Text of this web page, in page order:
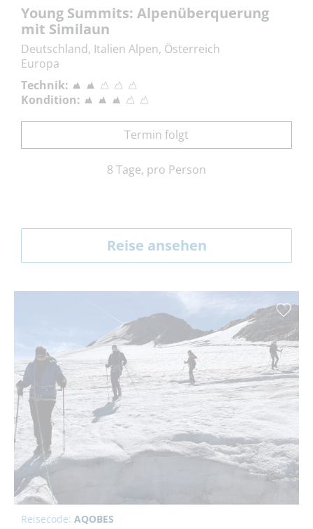
Young Summits: Alpenüberquerung
mit Similaun
Deutschland, Italien Alpen, Österreich
Europa
Technik:
Kondition:
Termin folgt
8 Tage, pro Person
Reise ansehen
Reisecode: AQOBES